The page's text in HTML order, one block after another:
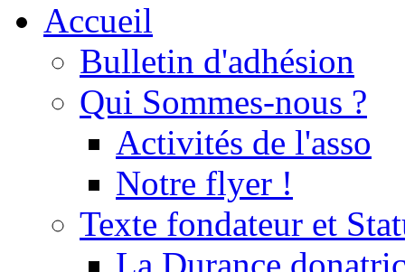
Accueil
Bulletin d'adhésion
Qui Sommes-nous ?
Activités de l'asso
Notre flyer !
Texte fondateur et